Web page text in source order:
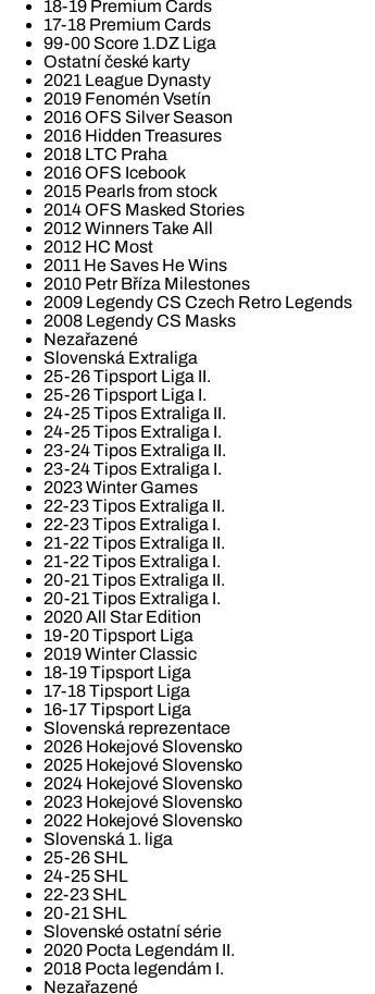
18-19 Premium Cards
17-18 Premium Cards
99-00 Score 1.DZ Liga
Ostatní české karty
2021 League Dynasty
2019 Fenomén Vsetín
2016 OFS Silver Season
2016 Hidden Treasures
2018 LTC Praha
2016 OFS Icebook
2015 Pearls from stock
2014 OFS Masked Stories
2012 Winners Take All
2012 HC Most
2011 He Saves He Wins
2010 Petr Bříza Milestones
2009 Legendy CS Czech Retro Legends
2008 Legendy CS Masks
Nezařazené
Slovenská Extraliga
25-26 Tipsport Liga II.
25-26 Tipsport Liga I.
24-25 Tipos Extraliga II.
24-25 Tipos Extraliga I.
23-24 Tipos Extraliga II.
23-24 Tipos Extraliga I.
2023 Winter Games
22-23 Tipos Extraliga II.
22-23 Tipos Extraliga I.
21-22 Tipos Extraliga II.
21-22 Tipos Extraliga I.
20-21 Tipos Extraliga II.
20-21 Tipos Extraliga I.
2020 All Star Edition
19-20 Tipsport Liga
2019 Winter Classic
18-19 Tipsport Liga
17-18 Tipsport Liga
16-17 Tipsport Liga
Slovenská reprezentace
2026 Hokejové Slovensko
2025 Hokejové Slovensko
2024 Hokejové Slovensko
2023 Hokejové Slovensko
2022 Hokejové Slovensko
Slovenská 1. liga
25-26 SHL
24-25 SHL
22-23 SHL
20-21 SHL
Slovenské ostatní série
2020 Pocta Legendám II.
2018 Pocta legendám I.
Nezařazené